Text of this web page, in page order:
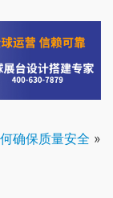
确保质量安全 »